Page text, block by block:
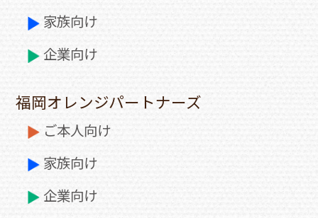
家族向け
企業向け
福岡オレンジパートナーズ
ご本人向け
家族向け
企業向け